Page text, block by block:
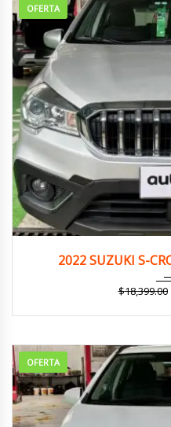
OFERTA
2022 SUZUKI S-
$18,399.00
OFERTA